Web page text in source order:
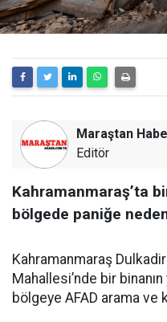
Maraştan
Editör
Kahramanmaraş’ta
bölgede paniğe
Kahramanmaraş
Mahallesi’nde bir binanın
bölgeye AFAD arama